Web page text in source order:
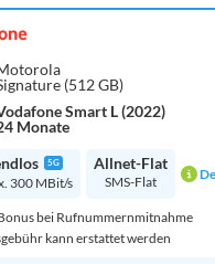
(512 GB)
Smart L (2022)
Monate
5G
300 MBit/s
Allnet-Flat
SMS-Flat
bei Rufnummernmitnahme
kann erstattet werden